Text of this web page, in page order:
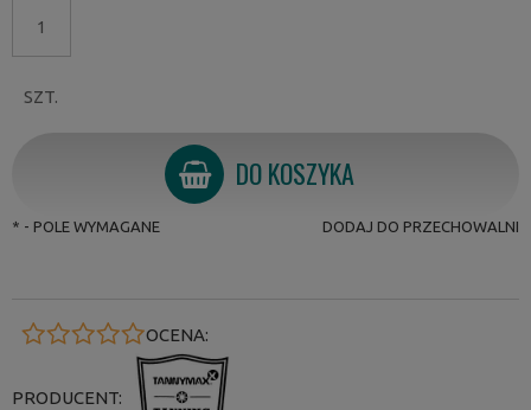
SZT.
DO KOSZYKA
DODAJ DO PRZECHOWALNI
* - POLE WYMAGANE
OCENA:
PRODUCENT: